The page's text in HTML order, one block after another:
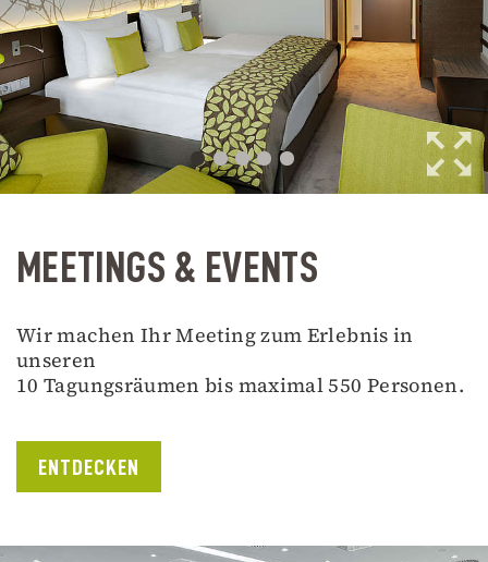
MEETINGS & EVENTS
Wir machen Ihr Meeting zum Erlebnis in
unseren
10 Tagungsräumen bis maximal 550 Personen.
ENTDECKEN